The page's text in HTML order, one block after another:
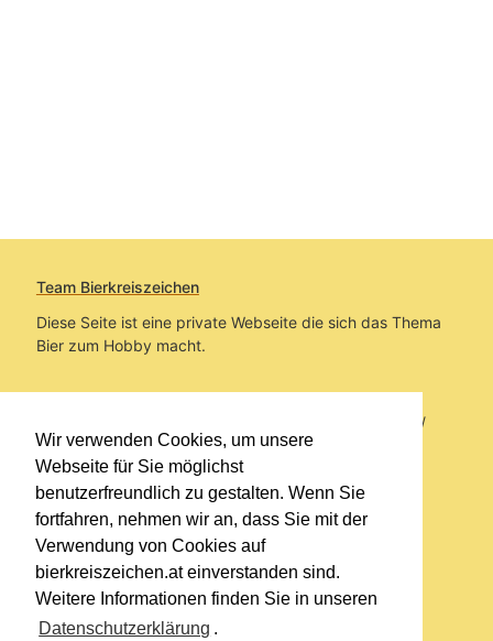
Wir verwenden Cookies, um unsere
Webseite für Sie möglichst
benutzerfreundlich zu gestalten. Wenn Sie
fortfahren, nehmen wir an, dass Sie mit der
Verwendung von Cookies auf
bierkreiszeichen.at einverstanden sind.
Weitere Informationen finden Sie in unseren
Datenschutzerklärung .
Team Bierkreiszeichen
Diese Seite ist eine private Webseite die sich das Thema
Bier zum Hobby macht.
Sie befinden sich auf https://www.bierkreiszeichen.at/
im Pfad:Übers Bier/Biersorten
Erstellt: 2020-05-18
Links
Impressum
Datenschutzerklärung